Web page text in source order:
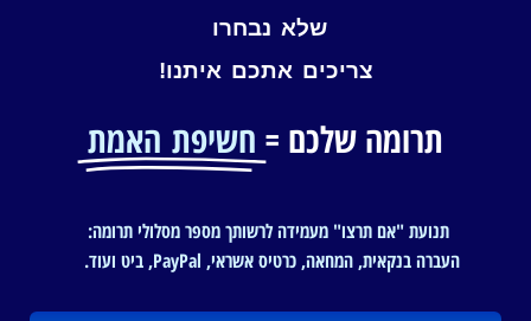
שלא נבחרו
צריכים אתכם איתנו!
תרומה שלכם = חשיפת האמת
תנועת "אם תרצו" מעמידה לרשותך מספר מסלולי תרומה:
העברה בנקאית, המחאה, כרטיס אשראי, PayPal, ביט ועוד.